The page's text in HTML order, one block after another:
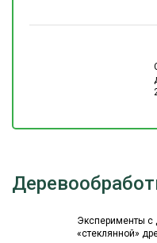
Эксперименты с
«стеклянной»